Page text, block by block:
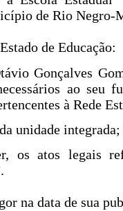
de Rio Negro-
de Educação:
Gonçalves
ao seu
à Rede
unidade integrada;
os atos legais
na data de sua